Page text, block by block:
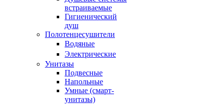
встраиваемые
Гигиенический
душ
Полотенцесушители
ㅤВодяные
ㅤЭлектрические
Унитазы
Подвесные
Напольные
Умные (смарт-
унитазы)